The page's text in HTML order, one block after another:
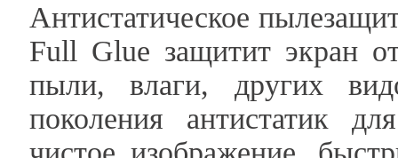
Антистатическое
Full Glue защитит экран
пыли, влаги, других
поколения антистатик